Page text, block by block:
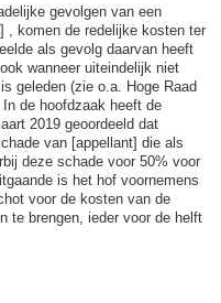
gevolgen van een
, komen de redelijke kosten ter
als gevolg daarvan heeft
wanneer uiteindelijk niet
geleden (zie o.a. Hoge Raad
de hoofdzaak heeft de
2019 geoordeeld dat
van [appellant] die als
deze schade voor 50% voor
is het hof voornemens
voor de kosten van de
te brengen, ieder voor de helft